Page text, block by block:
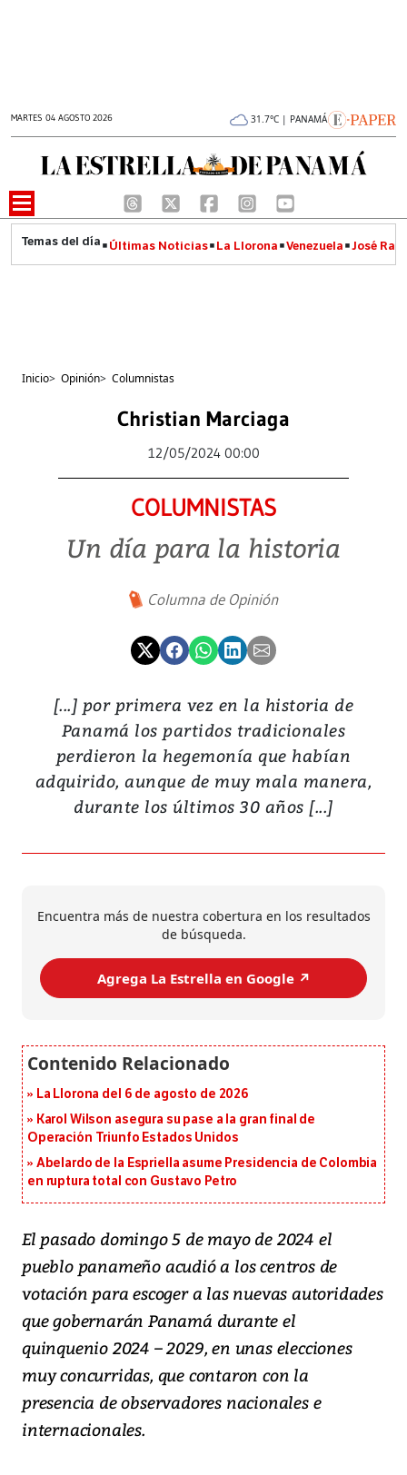
MARTES 04 AGOSTO 2026 31.7°C | PANAMÁ
Últimas Noticias La Llorona Venezuela José
Inicio> Opinión> Columnistas
Christian Marciaga
12/05/2024 00:00
COLUMNISTAS
Un día para la historia
Columna de Opinión
[...] por primera vez en la historia de
Panamá los partidos tradicionales
perdieron la hegemonía que habían
adquirido, aunque de muy mala manera,
durante los últimos 30 años [...]
Encuentra más de nuestra cobertura en los resultados
de búsqueda.
Agrega La Estrella en Google ↗️
La Llorona del 6 de agosto de 2026
Karol Wilson asegura su pase a la gran final de
Operación Triunfo Estados Unidos
Abelardo de la Espriella asume Presidencia de Colombia
en ruptura total con Gustavo Petro
El pasado domingo 5 de mayo de 2024 el
pueblo panameño acudió a los centros de
votación para escoger a las nuevas autoridades
que gobernarán Panamá durante el
quinquenio 2024 – 2029, en unas elecciones
muy concurridas, que contaron con la
presencia de observadores nacionales e
internacionales.